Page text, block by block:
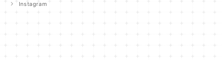
Instagram